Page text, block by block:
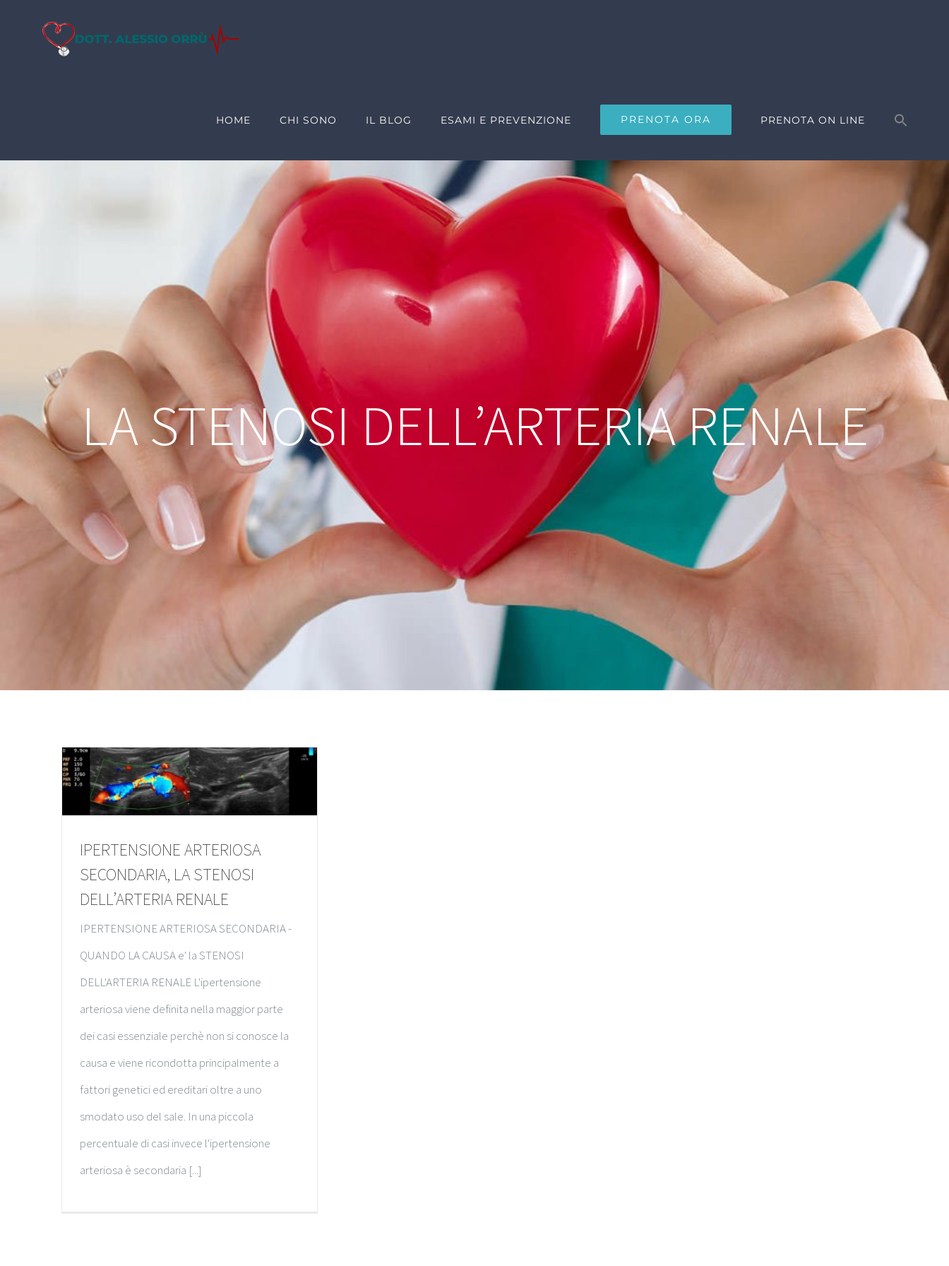
HOME CHI SONO IL BLOG ESAMI E PREVENZIONE PRENOTA ORA PRENOTA ON LINE
LA STENOSI DELL’ARTERIA RENALE
IPERTENSIONE ARTERIOSA
SECONDARIA, LA STENOSI
DELL’ARTERIA RENALE
IPERTENSIONE ARTERIOSA SECONDARIA -
QUANDO LA CAUSA e' la STENOSI
DELL'ARTERIA RENALE L'ipertensione
arteriosa viene definita nella maggior parte
dei casi essenziale perchè non si conosce la
causa e viene ricondotta principalmente a
fattori genetici ed ereditari oltre a uno
smodato uso del sale. In una piccola
percentuale di casi invece l'ipertensione
arteriosa è secondaria [...]